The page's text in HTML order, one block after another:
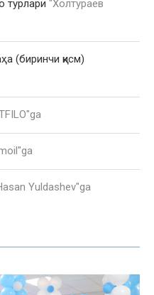
турлари "Холтураев
(биринчи қисм)
"ga
"ga
Yuldashev"ga